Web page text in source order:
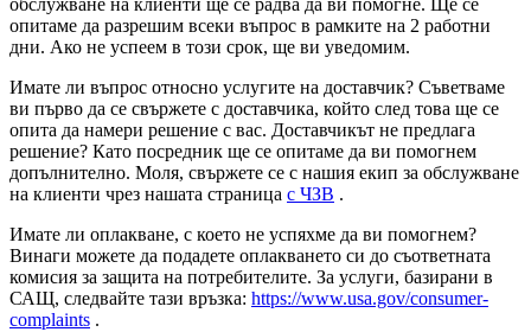
обслужване на клиенти ще се радва да ви помогне. Ще се
опитаме да разрешим всеки въпрос в рамките на 2 работни
дни. Ако не успеем в този срок, ще ви уведомим.
Имате ли въпрос относно услугите на доставчик? Съветваме
ви първо да се свържете с доставчика, който след това ще се
опита да намери решение с вас. Доставчикът не предлага
решение? Като посредник ще се опитаме да ви помогнем
допълнително. Моля, свържете се с нашия екип за обслужване
на клиенти чрез нашата страница с ЧЗВ .
Имате ли оплакване, с което не успяхме да ви помогнем?
Винаги можете да подадете оплакването си до съответната
комисия за защита на потребителите. За услуги, базирани в
САЩ, следвайте тази връзка: https://www.usa.gov/consumer-
complaints .